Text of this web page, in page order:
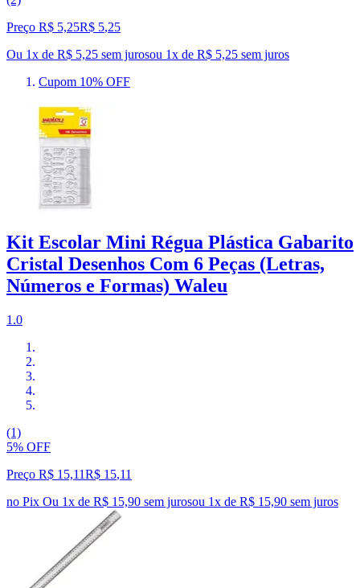
Preço R$ 5,25R$ 5,25
Ou 1x de R$ 5,25 sem jurosou 1x de R$ 5,25 sem juros
Cupom 10% OFF
Kit Escolar Mini Régua Plástica Gabarito
Cristal Desenhos Com 6 Peças (Letras,
Números e Formas) Waleu
1.0
(1)
5% OFF
Preço R$ 15,11R$ 15,11
no Pix Ou 1x de R$ 15,90 sem jurosou 1x de R$ 15,90 sem juros